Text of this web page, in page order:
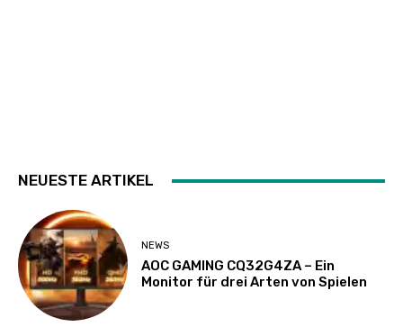
NEUESTE ARTIKEL
NEWS
AOC GAMING CQ32G4ZA – Ein
Monitor für drei Arten von Spielen